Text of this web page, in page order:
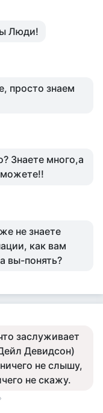
Люди!
просто знаем
Знаете много,а
можете!!
не знаете
как вам
вы-понять?
заслуживает
Девидсон)
не слышу,
не скажу.